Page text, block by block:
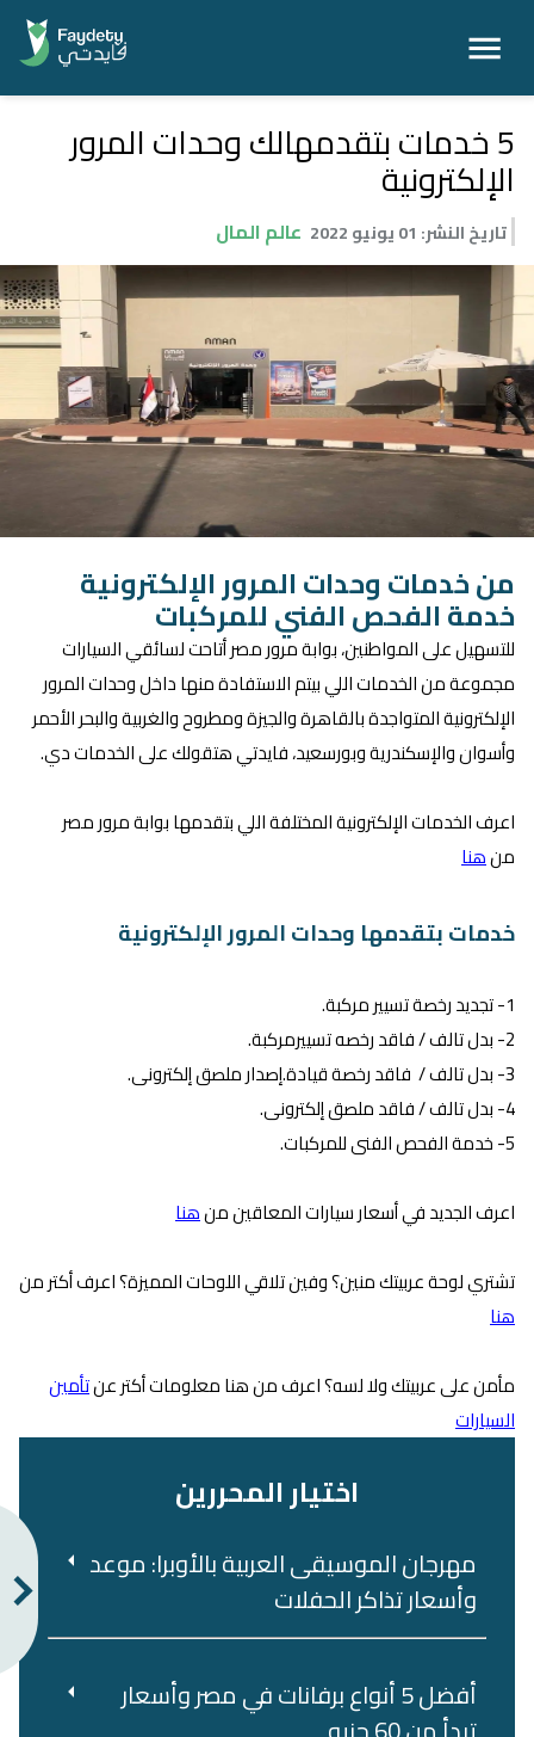
5 خدمات بتقدمهالك وحدات المرور
الإلكترونية
تاريخ النشر: 01 يونيو 2022 عالم المال
من خدمات وحدات المرور الإلكترونية
خدمة الفحص الفني للمركبات
للتسهيل على المواطنين، بوابة مرور مصر أتاحت لسائقي السيارات
مجموعة من الخدمات اللي بيتم الاستفادة منها داخل ​وحدات المرور
الإلكترونية المتواجدة بالقاهرة والجيزة ومطروح والغربية والبحر الأحمر
وأسوان والإسكندرية وبورسعيد، فايدتي هتقولك على الخدمات دي.
اعرف الخدمات الإلكترونية المختلفة اللي بتقدمها بوابة مرور مصر
منهنا
خدمات بتقدمها وحدات المرور الإلكترونية
1- تجديد رخصة تسيير مركبة.
2- بدل تالف / فاقد رخصه تسييرمركبة.
3- بدل تالف / فاقد رخصة قيادة.إصدار ملصق إلكترونى.
4- بدل تالف / فاقد ملصق إلكترونى.
5- ​خدمة الفحص الفنى للمركبات.
اعرف الجديد في أسعار سيارات المعاقين منهنا
تشتري لوحة عربيتك منين؟ وفين تلاقي اللوحات المميزة؟ اعرف أكتر من
هنا
مأمن على عربيتك ولا لسه؟ اعرف من هنا معلومات أكتر عنتأمين
السيارات
اختيار المحررين
مهرجان الموسيقى العربية بالأوبرا: موعد
وأسعار تذاكر الحفلات
أفضل 5 أنواع برفانات في مصر وأسعار